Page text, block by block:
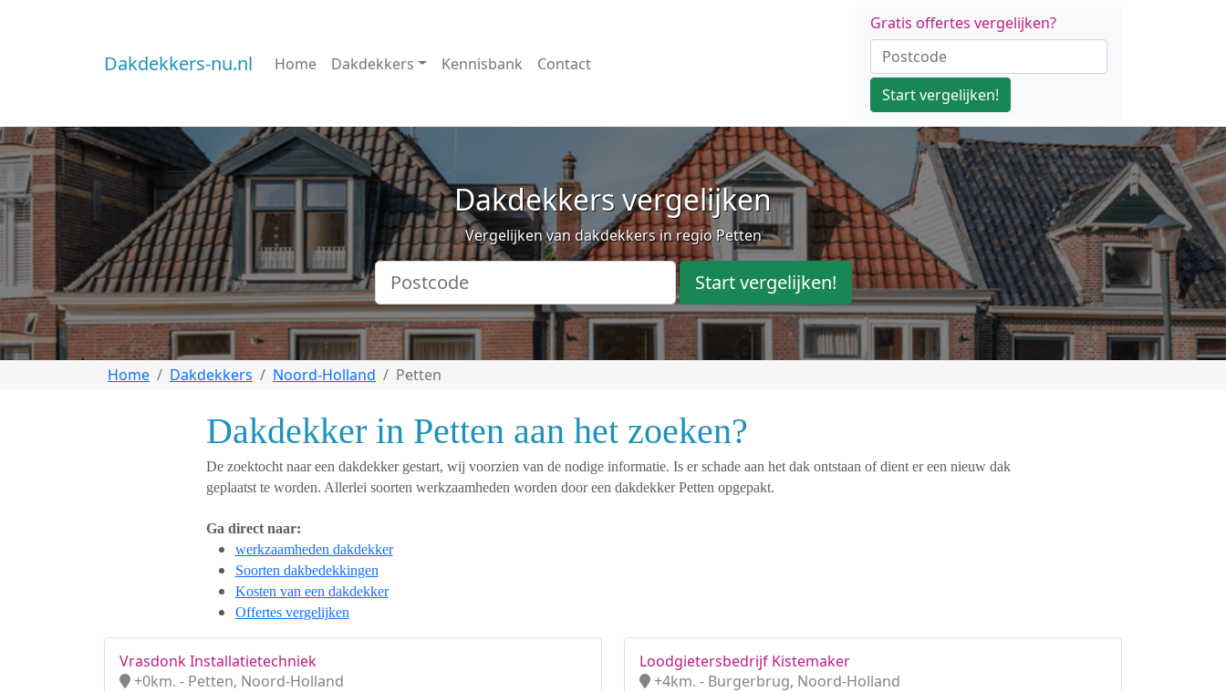
Dakdekkers-nu.nl Home Dakdekkers Kennisbank Contact
Gratis offertes vergelijken?
Start vergelijken!
Dakdekkers vergelijken
Vergelijken van dakdekkers in regio Petten
Start vergelijken!
Home Dakdekkers Noord-Holland Petten
Dakdekker in Petten aan het zoeken?
De zoektocht naar een dakdekker gestart, wij voorzien van de nodige informatie. Is er schade aan het dak ontstaan of dient er een nieuw dak
geplaatst te worden. Allerlei soorten werkzaamheden worden door een dakdekker Petten opgepakt.
Ga direct naar:
werkzaamheden dakdekker
Soorten dakbedekkingen
Kosten van een dakdekker
Offertes vergelijken
Vrasdonk Installatietechniek
+0km. - Petten, Noord-Holland
Loodgietersbedrijf Kistemaker
+4km. - Burgerbrug, Noord-Holland